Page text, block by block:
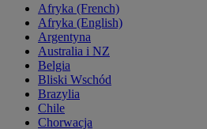
Afryka (French)
Afryka (English)
Argentyna
Australia i NZ
Belgia
Bliski Wschód
Brazylia
Chile
Chorwacja